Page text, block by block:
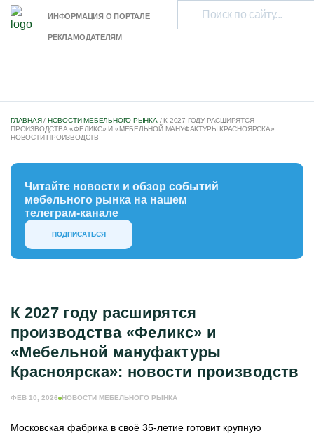
ИНФОРМАЦИЯ О ПОРТАЛЕ
РЕКЛАМОДАТЕЛЯМ
ГЛАВНАЯ/ НОВОСТИ МЕБЕЛЬНОГО РЫНКА / К 2027 ГОДУ РАСШИРЯТСЯ
ПРОИЗВОДСТВА «ФЕЛИКС» И «МЕБЕЛЬНОЙ МАНУФАКТУРЫ КРАСНОЯРСКА»:
НОВОСТИ ПРОИЗВОДСТВ
Читайте новости и обзор событий
мебельного рынка на нашем
телеграм-канале
ПОДПИСАТЬСЯ
К 2027 году расширятся
производства «Феликс» и
«Мебельной мануфактуры
Красноярска»: новости производств
ФЕВ 10, 2026 НОВОСТИ МЕБЕЛЬНОГО РЫНКА
Московская фабрика в своё 35-летие готовит крупную